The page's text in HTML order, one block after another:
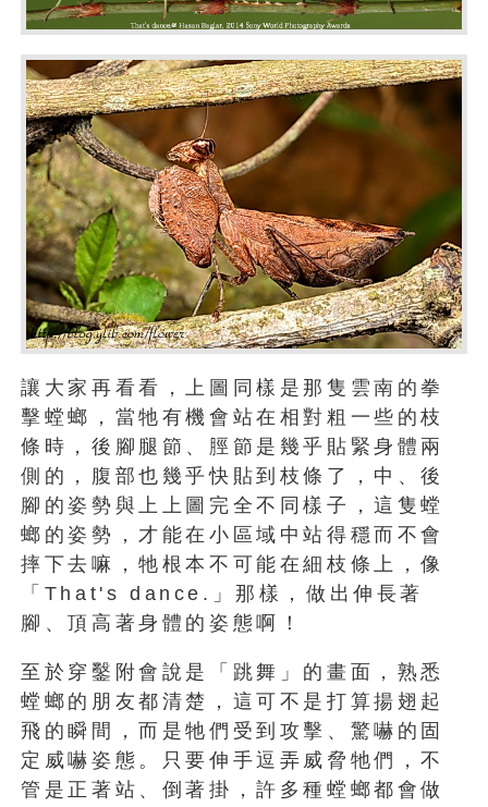
讓大家再看看，上圖同樣是那隻雲南的拳
擊螳螂，當牠有機會站在相對粗一些的枝
條時，後腳腿節、脛節是幾乎貼緊身體兩
側的，腹部也幾乎快貼到枝條了，中、後
腳的姿勢與上上圖完全不同樣子，這隻螳
螂的姿勢，才能在小區域中站得穩而不會
摔下去嘛，牠根本不可能在細枝條上，像
「That's dance.」那樣，做出伸長著
腳、頂高著身體的姿態啊！
至於穿鑿附會說是「跳舞」的畫面，熟悉
螳螂的朋友都清楚，這可不是打算揚翅起
飛的瞬間，而是牠們受到攻擊、驚嚇的固
定威嚇姿態。只要伸手逗弄威脅牠們，不
管是正著站、倒著掛，許多種螳螂都會做